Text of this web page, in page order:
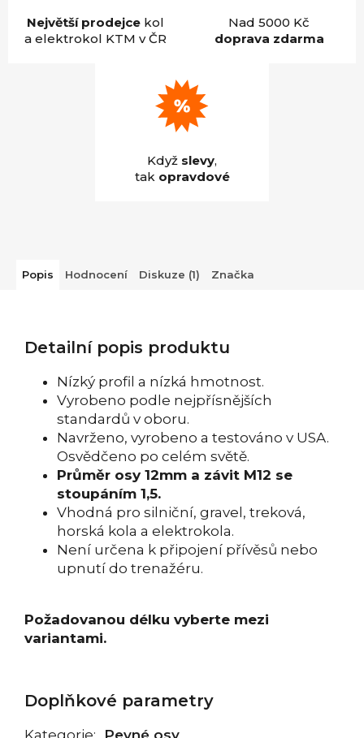
Největší prodejcekol
a elektrokol KTM v ČR
Nad 5000 Kč
doprava zdarma
Když slevy,
tak opravdové
Popis Hodnocení Diskuze (1) Značka
Detailní popis produktu
Nízký profil a nízká hmotnost.
Vyrobeno podle nejpřísnějších
standardů v oboru.
Navrženo, vyrobeno a testováno v USA.
Osvědčeno po celém světě.
Průměr osy 12mm a závit M12 se
stoupáním 1,5.
Vhodná pro silniční, gravel, treková,
horská kola a elektrokola.
Není určena k připojení přívěsů nebo
upnutí do trenažéru.
Požadovanou délku vyberte mezi
variantami.
Doplňkové parametry
Kategorie: Pevné osy